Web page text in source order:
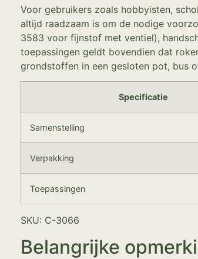
Voor gebruikers zoals hobbyisten,
altijd raadzaam is om de nodige
3583 voor fijnstof met ventiel),
toepassingen geldt bovendien dat
grondstoffen in een gesloten pot, bus
Specificatie
Samenstelling
Verpakking
Toepassingen
SKU: C-3066
Belangrijke